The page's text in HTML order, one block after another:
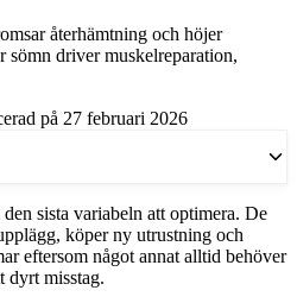
återhämtning och höjer
sömn driver muskelreparation,
på 27 februari 2026
sista variabeln att optimera. De
köper ny utrustning och
eftersom något annat alltid behöver
dyrt misstag.